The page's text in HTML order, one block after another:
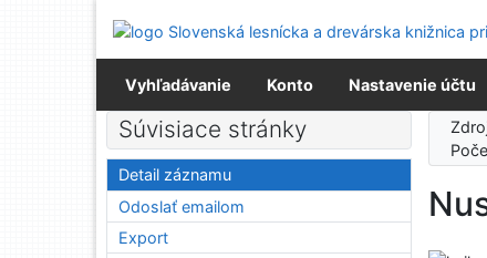
Prejsť na menu
Prehlásenie o webovej prístupnosti
Vyhľadávanie Konto Nastavenie účtu
Súvisiace stránky
Detail záznamu
Odoslať emailom
Export